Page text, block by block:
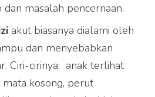
masalah pencernaan.
akut biasanya dialami oleh
dan menyebabkan
Ciri-cirinya: anak terlihat
kosong, perut